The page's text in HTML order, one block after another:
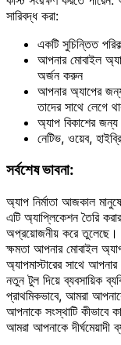
সারিবদ্ধ করা:
একটি সুচিন্তিত
আপনার মোবাইল
অর্জন করুন
আপনার অ্যাপের
তাদের সাথে লেগে
অ্যাপ বিকাশের
নেটিভ, ওয়েব,
সর্বশেষ ভাবনা:
অ্যাপ নির্মাতা আজকাল
এটি অ্যাপ্লিকেশন তৈরি
অপ্রয়োজনীয় করে তুলেছে।
ক্ষমতা আপনার মোবাইল
অ্যাপমাস্টারের সাথে
নতুন টুল দিয়ে ব্যবসায়িক
প্রাথমিকভাবে, আমরা
আপনাকে সংস্থাটি কীভাবে
আমরা আপনাকে দীর্ঘমেয়াদী